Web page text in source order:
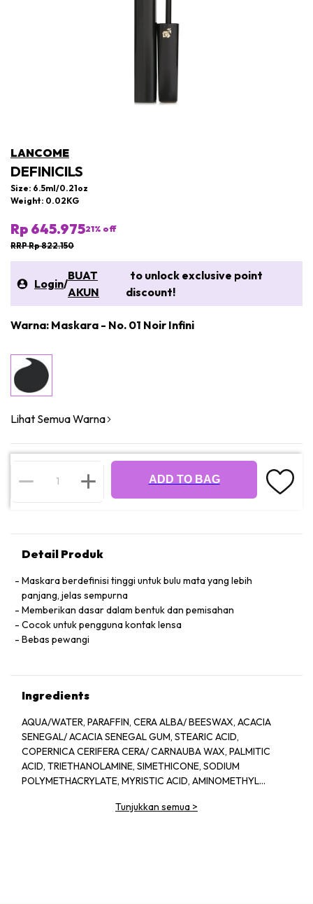
LANCOME
DEFINICILS
Size: 6.5ml/0.21oz
Weight: 0.02KG
Rp 645.97521% off
RRP Rp 822.150
Login/
BUAT
AKUN
to unlock exclusive point
discount!
Warna: Maskara - No. 01 Noir Infini
Lihat Semua Warna
ADD TO BAG
Detail Produk
Maskara berdefinisi tinggi untuk bulu mata yang lebih
panjang, jelas sempurna
Memberikan dasar dalam bentuk dan pemisahan
Cocok untuk pengguna kontak lensa
Bebas pewangi
Ingredients
AQUA/WATER, PARAFFIN, CERA ALBA/ BEESWAX, ACACIA
SENEGAL/ ACACIA SENEGAL GUM, STEARIC ACID,
COPERNICA CERIFERA CERA/ CARNAUBA WAX, PALMITIC
ACID, TRIETHANOLAMINE, SIMETHICONE, SODIUM
POLYMETHACRYLATE, MYRISTIC ACID, AMINOMETHYL
POLYQUATERNIUM-10, BHT, IMIDAZOLIDINYL UREA,Tunjukkan semua >